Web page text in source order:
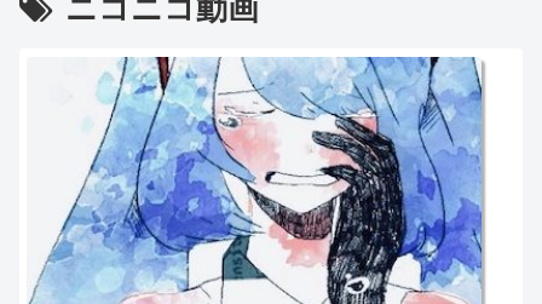
ニコニコ動画